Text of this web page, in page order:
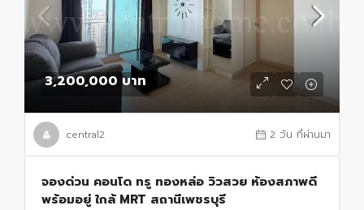
3,200,000 บาท
central2 2 วัน ที่ผ่านมา
จองด่วน คอนโด ทรู ทองหล่อ วิวสวย ห้องสภาพดี
พร้อมอยู่ ใกล้ MRT สถานีเพชรบุรี